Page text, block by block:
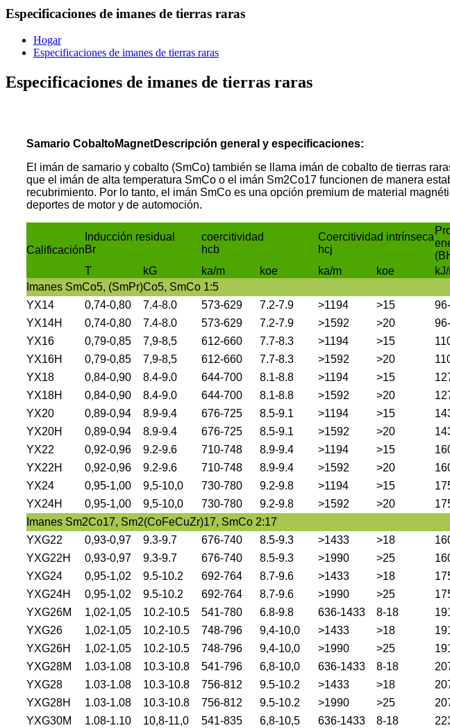
Especificaciones de imanes de tierras raras
Hogar
Especificaciones de imanes de tierras raras
Especificaciones de imanes de tierras raras
Samario CobaltoMagnetDescripción general y especificaciones:
El imán de samario y cobalto (SmCo) también se llama imán de cobalto de tierras
que el imán de alta temperatura SmCo o el imán Sm2Co17 funcionen de manera
recubrimiento. Por lo tanto, el imán SmCo es una opción premium de material
deportes de motor y de automoción.
Calificación
Inducción residual
Br
coercitividad
hcb
Coercitividad intrínseca
hcj
T
kG ka/m koe ka/m koe
Imanes SmCo5, (SmPr)Co5, SmCo 1:5
YX14
0,74-0,80 7.4-8.0 573-629 7.2-7.9 >1194 >15
YX14H
0,74-0,80 7.4-8.0 573-629 7.2-7.9 >1592 >20
YX16
0,79-0,85 7,9-8,5 612-660 7.7-8.3 >1194 >15
YX16H
0,79-0,85 7,9-8,5 612-660 7.7-8.3 >1592 >20
YX18
0,84-0,90 8.4-9.0 644-700 8.1-8.8 >1194 >15
YX18H
0,84-0,90 8.4-9.0 644-700 8.1-8.8 >1592 >20
YX20
0,89-0,94 8.9-9.4 676-725 8.5-9.1 >1194 >15
YX20H
0,89-0,94 8.9-9.4 676-725 8.5-9.1 >1592 >20
YX22
0,92-0,96 9.2-9.6 710-748 8.9-9.4 >1194 >15
YX22H
0,92-0,96 9.2-9.6 710-748 8.9-9.4 >1592 >20
YX24
0,95-1,00 9,5-10,0 730-780 9.2-9.8 >1194 >15
YX24H
0,95-1,00 9,5-10,0 730-780 9.2-9.8 >1592 >20
Imanes Sm2Co17, Sm2(CoFeCuZr)17, SmCo 2:17
YXG22
0,93-0,97 9.3-9.7 676-740 8.5-9.3 >1433 >18
YXG22H
0,93-0,97 9.3-9.7 676-740 8.5-9.3 >1990 >25
YXG24
0,95-1,02 9.5-10.2 692-764 8.7-9.6 >1433 >18
YXG24H
0,95-1,02 9.5-10.2 692-764 8.7-9.6 >1990 >25
YXG26M
1,02-1,05 10.2-10.5 541-780 6.8-9.8 636-1433 8-18
YXG26
1,02-1,05 10.2-10.5 748-796 9,4-10,0 >1433 >18
YXG26H
1,02-1,05 10.2-10.5 748-796 9,4-10,0 >1990 >25
YXG28M
1.03-1.08 10.3-10.8 541-796 6,8-10,0 636-1433 8-18
YXG28
1.03-1.08 10.3-10.8 756-812 9.5-10.2 >1433 >18
YXG28H
1.03-1.08 10.3-10.8 756-812 9.5-10.2 >1990 >25
YXG30M
1.08-1.10 10,8-11,0 541-835 6,8-10,5 636-1433 8-18